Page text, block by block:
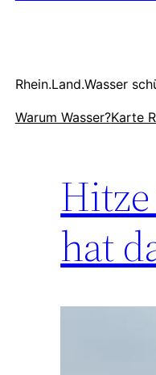
Rhein.Land.Wasser
Warum Wasser?Karte
hat